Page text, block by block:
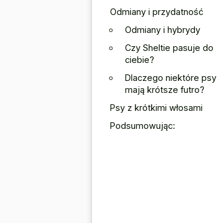
Odmiany i przydatność
Odmiany i hybrydy
Czy Sheltie pasuje do
ciebie?
Dlaczego niektóre psy
mają krótsze futro?
Psy z krótkimi włosami
Podsumowując: